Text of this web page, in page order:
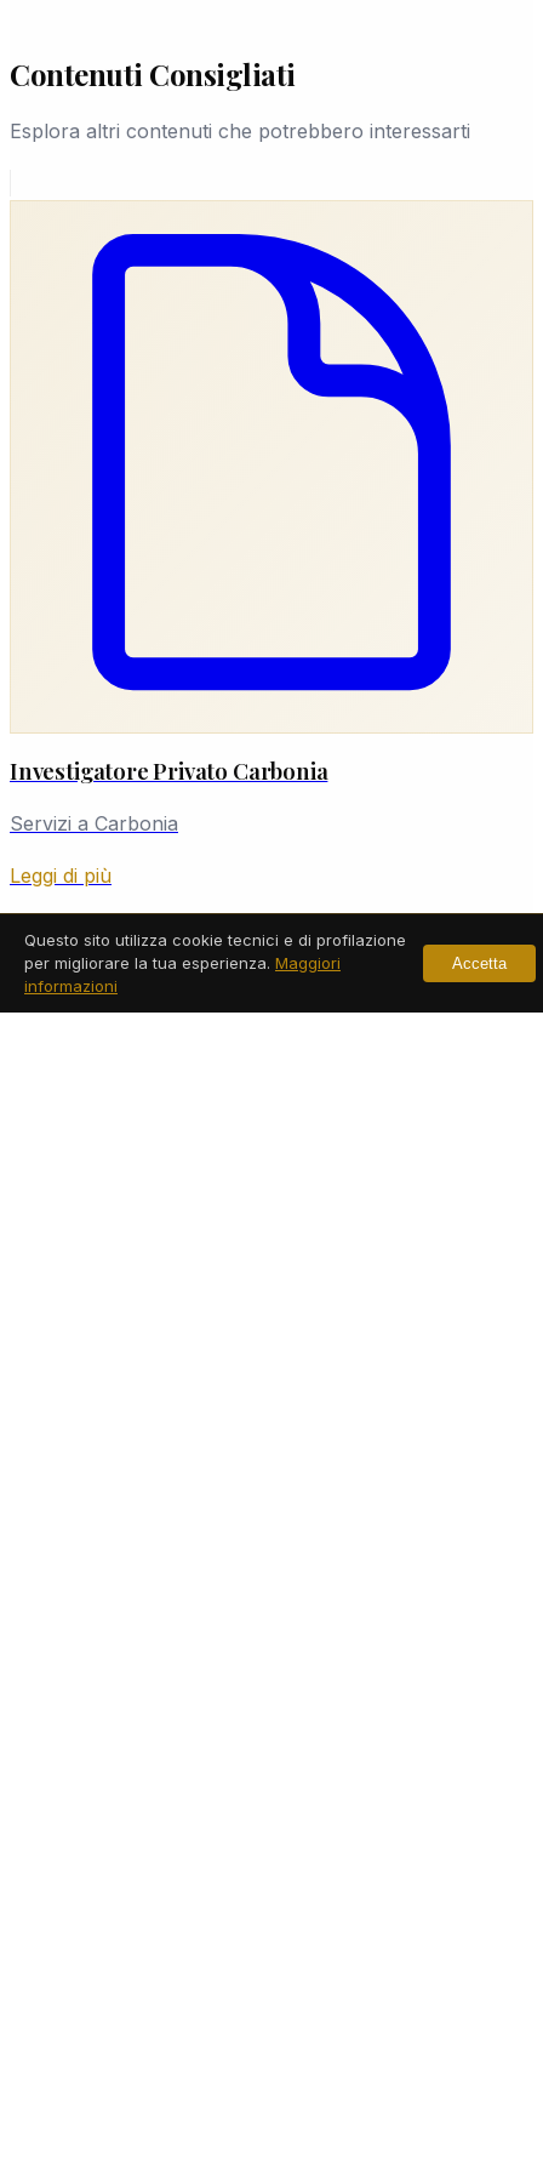
Contenuti Consigliati
Esplora altri contenuti che potrebbero interessarti
Investigatore Privato Carbonia
Servizi a Carbonia
Leggi di più
Questo sito utilizza cookie tecnici e di profilazione
per migliorare la tua esperienza. Maggiori
informazioni
Accetta